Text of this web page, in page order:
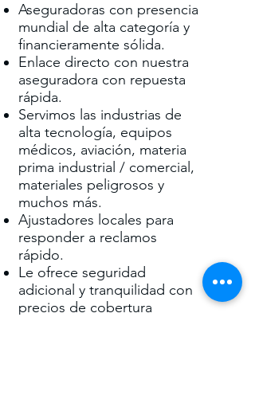
Aseguradoras con presencia
mundial de alta categoría y
financieramente sólida.
Enlace directo con nuestra
aseguradora con repuesta
rápida.
Servimos las industrias de
alta tecnología, equipos
médicos, aviación, materia
prima industrial / comercial,
materiales peligrosos y
muchos más.
Ajustadores locales para
responder a reclamos
rápido.
Le ofrece seguridad
adicional y tranquilidad con
precios de cobertura